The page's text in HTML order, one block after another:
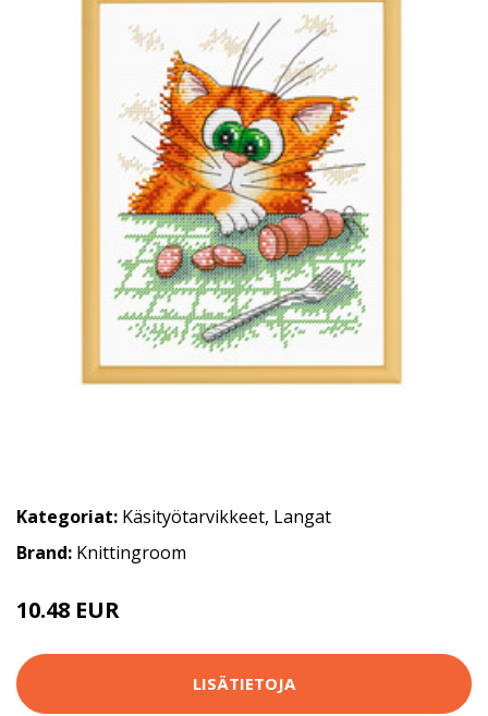
Kategoriat: Käsityötarvikkeet, Langat
Brand: Knittingroom
10.48 EUR
LISÄTIETOJA